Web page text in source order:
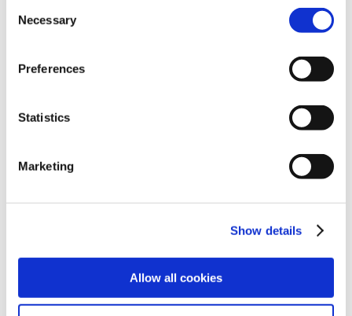
Selection
Necessary
Preferences
Statistics
Marketing
Show details
Allow all cookies
モンスターハンター20周年-大狩猟展- アクリルキーホルダ
ー／ポータブル 3rd
在庫：× |37ポイント